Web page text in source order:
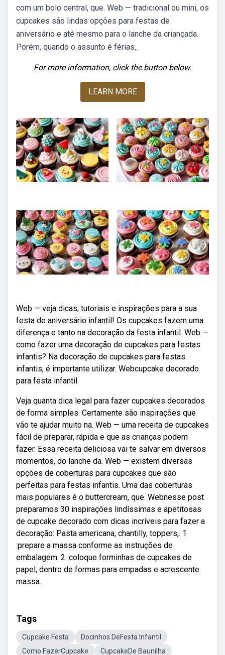
com um bolo central, que. Web — tradicional ou mini, os
cupcakes são lindas opções para festas de
aniversário e até mesmo para o lanche da criançada.
Porém, quando o assunto é férias,.
For more information, click the button below.
LEARN MORE
Web — veja dicas, tutoriais e inspirações para a sua
festa de aniversário infantil! Os cupcakes fazem uma
diferença e tanto na decoração da festa infantil. Web —
como fazer uma decoração de cupcakes para festas
infantis? Na decoração de cupcakes para festas
infantis, é importante utilizar. Webcupcake decorado
para festa infantil.
Veja quanta dica legal para fazer cupcakes decorados
de forma simples. Certamente são inspirações que
vão te ajudar muito na. Web — uma receita de cupcakes
fácil de preparar, rápida e que as crianças podem
fazer. Essa receita deliciosa vai te salvar em diversos
momentos, do lanche da. Web — existem diversas
opções de coberturas para cupcakes que são
perfeitas para festas infantis. Uma das coberturas
mais populares é o buttercream, que. Webnesse post
preparamos 30 inspirações lindíssimas e apetitosas
de cupcake decorado com dicas incríveis para fazer a
decoração: Pasta americana, chantilly, toppers,. 1
:prepare a massa conforme as instruções de
embalagem. 2 :coloque forminhas de cupcakes de
papel, dentro de formas para empadas e acrescente
massa.
Tags
Cupcake Festa
Docinhos DeFesta Infantil
Como FazerCupcake
CupcakeDe Baunilha